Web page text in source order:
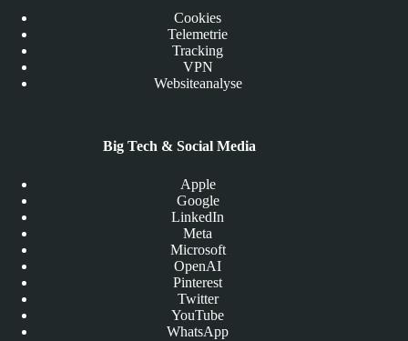
Cookies
Telemetrie
Tracking
VPN
Websiteanalyse
Big Tech & Social Media
Apple
Google
LinkedIn
Meta
Microsoft
OpenAI
Pinterest
Twitter
YouTube
WhatsApp